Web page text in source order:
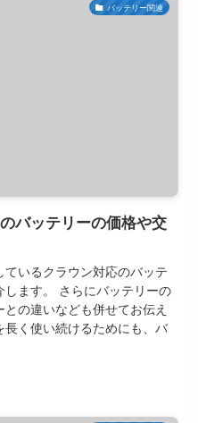
バッテリー関連
バッテリーの価格や交
いるクラウン対応のバッテ
ます。 さらにバッテリーの
の違いなども併せてお伝え
く使い続けるためにも、バ